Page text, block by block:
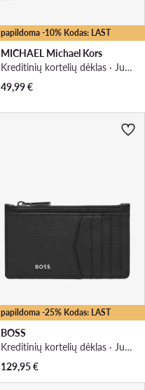
papildoma -10% Kodas: LAST
MICHAEL Michael Kors
Kreditinių kortelių dėklas · Juoda
49,99€
papildoma -25% Kodas: LAST
BOSS
Kreditinių kortelių dėklas · Juoda
129,95€